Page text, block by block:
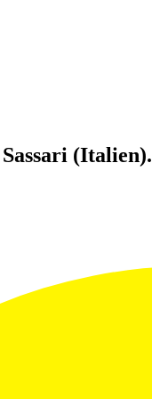
(Italien).